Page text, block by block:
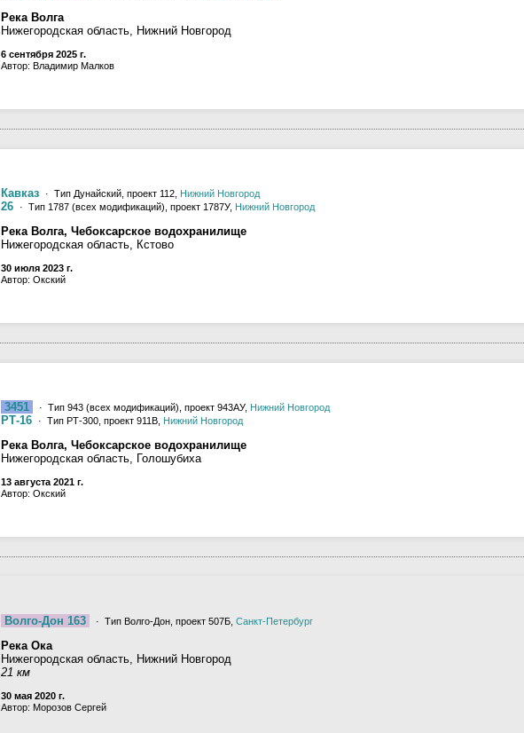
Река Волга
Нижегородская область, Нижний Новгород
6 сентября 2025 г.
Автор: Владимир Малков
Кавказ · Тип Дунайский, проект 112, Нижний Новгород
26 · Тип 1787 (всех модификаций), проект 1787У, Нижний Новгород
Река Волга, Чебоксарское водохранилище
Нижегородская область, Кстово
30 июля 2023 г.
Автор: Окский
3451 · Тип 943 (всех модификаций), проект 943АУ, Нижний Новгород
РТ-16 · Тип РТ-300, проект 911В, Нижний Новгород
Река Волга, Чебоксарское водохранилище
Нижегородская область, Голошубиха
13 августа 2021 г.
Автор: Окский
Волго-Дон 163 · Тип Волго-Дон, проект 507Б, Санкт-Петербург
Река Ока
Нижегородская область, Нижний Новгород
21 км
30 мая 2020 г.
Автор: Морозов Сергей